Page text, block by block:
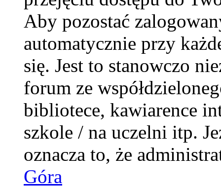
Aby pozostać
automatycznie przy
się. Jest to stanowczo
forum ze
bibliotece, kawiarence
szkole / na uczelni itp.
oznacza to, że
Góra